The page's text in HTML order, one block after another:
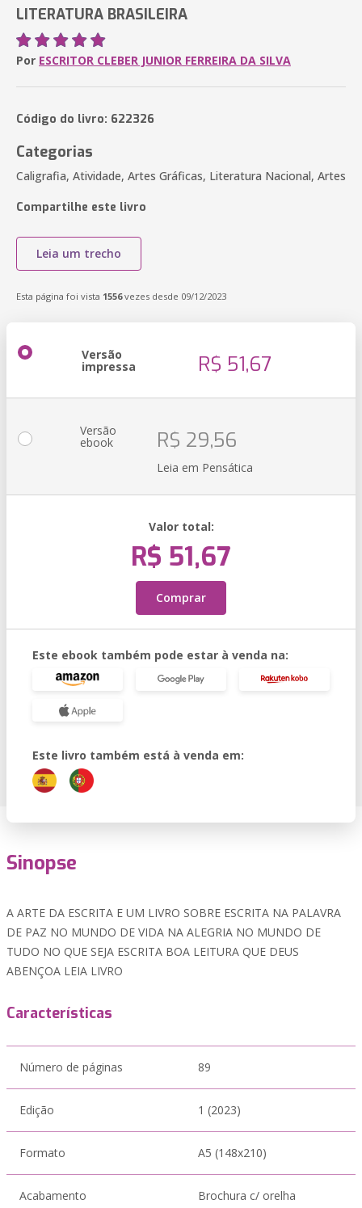
LITERATURA BRASILEIRA
Por ESCRITOR CLEBER JUNIOR FERREIRA DA SILVA
Código do livro: 622326
Categorias
Caligrafia, Atividade, Artes Gráficas, Literatura Nacional, Artes
Compartilhe este livro
Leia um trecho
Esta página foi vista 1556vezes desde 09/12/2023
Versão
impressa R$ 51,67
Versão
ebook R$ 29,56
Leia em Pensática
Valor total:
R$ 51,67
Comprar
Este ebook também pode estar à venda na:
Este livro também está à venda em:
Sinopse
A ARTE DA ESCRITA E UM LIVRO SOBRE ESCRITA NA PALAVRA
DE PAZ NO MUNDO DE VIDA NA ALEGRIA NO MUNDO DE
TUDO NO QUE SEJA ESCRITA BOA LEITURA QUE DEUS
ABENÇOA LEIA LIVRO
Características
Número de páginas 89
Edição 1 (2023)
Formato A5 (148x210)
Acabamento Brochura c/ orelha